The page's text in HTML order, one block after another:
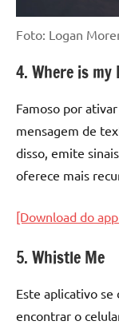
Foto: Logan
4. Where is my
Famoso por
mensagem de
disso, emite
oferece mais
[Download do
5. Whistle Me
Este aplicativo
encontrar o